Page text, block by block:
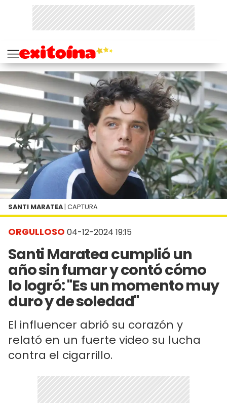
ORGULLOSO 04-12-2024 19:15
Santi Maratea cumplió un
año sin fumar y contó cómo
lo logró: "Es un momento muy
duro y de soledad"
El influencer abrió su corazón y
relató en un fuerte video su lucha
contra el cigarrillo.
SANTI MARATEA | CAPTURA